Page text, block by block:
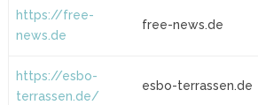
https://free-
news.de
free-news.de
https://esbo-
terrassen.de/
esbo-terrassen.de